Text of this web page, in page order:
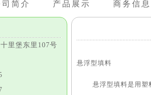
司简介 产品展示 商务信息
里堡东里107号
悬浮型填料
悬浮型填料是用塑料